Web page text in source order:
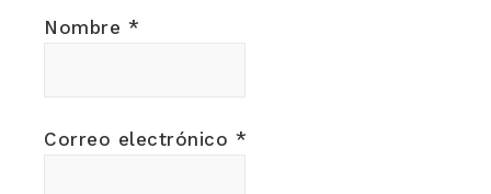
Nombre *
Correo electrónico *